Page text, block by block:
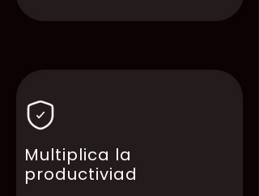
Multiplica la
productiviad